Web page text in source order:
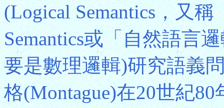
(Logical Semantics，又
Semantics或「自然語言
要是數理邏輯)研究語義
格(Montague)在20世紀